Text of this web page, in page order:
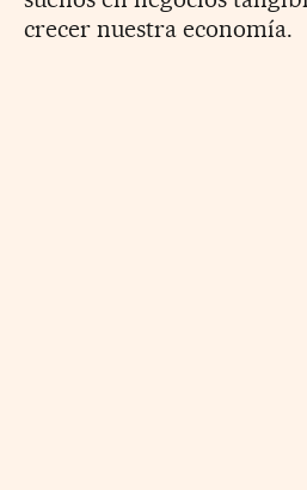
crecer nuestra economía.